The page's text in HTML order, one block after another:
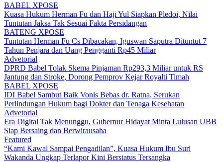
BABEL XPOSE
Kuasa Hukum Herman Fu dan Haji Yul Siapkan Pledoi, Nilai
Tuntutan Jaksa Tak Sesuai Fakta Persidangan
BATENG XPOSE
Tuntutan Herman Fu Cs Dibacakan, Iguswan Saputra Dituntut 7
Tahun Penjara dan Uang Pengganti Rp45 Miliar
Advetorial
DPRD Babel Tolak Skema Pinjaman Rp293,3 Miliar untuk RS
Jantung dan Stroke, Dorong Pemprov Kejar Royalti Timah
BABEL XPOSE
IDI Babel Sambut Baik Vonis Bebas dr. Ratna, Serukan
Perlindungan Hukum bagi Dokter dan Tenaga Kesehatan
Advetorial
Era Digital Tak Menunggu, Gubernur Hidayat Minta Lulusan UBB
Siap Bersaing dan Berwirausaha
Featured
“Kami Kawal Sampai Pengadilan”, Kuasa Hukum Ibu Suri
Wakanda Ungkap Terlapor Kini Berstatus Tersangka